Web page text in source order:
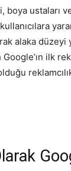
ustaları
alaka
ilk